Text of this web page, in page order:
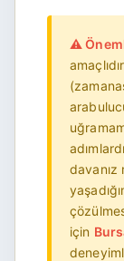
⚠️
davanız
için